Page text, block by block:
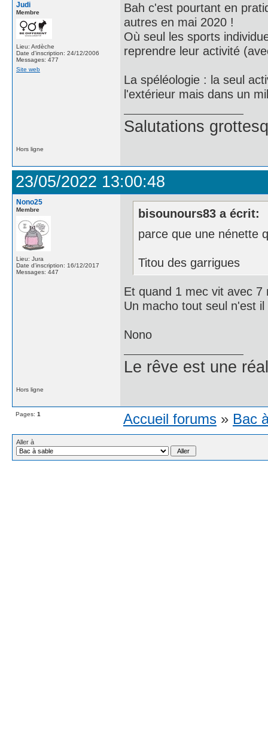
Judi
Membre
Lieu: Ardèche
Date d'inscription: 24/12/2006
Messages: 477
Site web
Bah c'est pourtant en
autres en mai 2020 !
Où seul les sports
reprendre leur activité
La spéléologie : la seul
l'extérieur mais dans un
Salutations
Hors ligne
23/05/2022 13:00:48
Nono25
Membre
Lieu: Jura
Date d'inscription: 16/12/2017
Messages: 447
bisounours83 a écrit:
parce que une nénette
Titou des garrigues
Et quand 1 mec vit avec 7
Un macho tout seul n'est
Nono
Le rêve est une
Hors ligne
Pages: 1 Accueil forums » Bac
Aller à